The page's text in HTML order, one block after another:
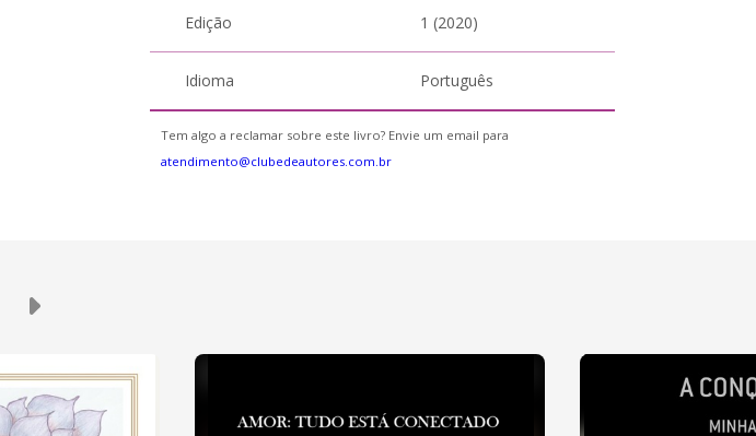
Edição 1 (2020)
Idioma Português
Tem algo a reclamar sobre este livro? Envie um email para
atendimento@clubedeautores.com.br